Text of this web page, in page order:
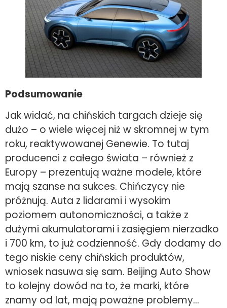
Podsumowanie
Jak widać, na chińskich targach dzieje się
dużo – o wiele więcej niż w skromnej w tym
roku, reaktywowanej Genewie. To tutaj
producenci z całego świata – również z
Europy – prezentują ważne modele, które
mają szanse na sukces. Chińczycy nie
próżnują. Auta z lidarami i wysokim
poziomem autonomiczności, a także z
dużymi akumulatorami i zasięgiem nierzadko
i 700 km, to już codzienność. Gdy dodamy do
tego niskie ceny chińskich produktów,
wniosek nasuwa się sam. Beijing Auto Show
to kolejny dowód na to, że marki, które
znamy od lat, mają poważne problemy…